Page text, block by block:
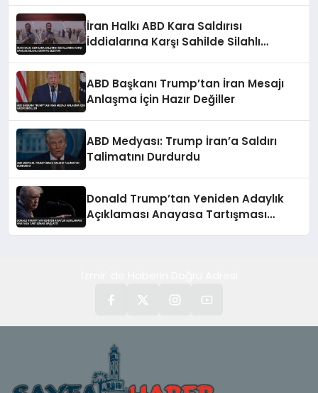
İran Halkı ABD Kara Saldırısı
İddialarına Karşı Sahilde Silahlı
ABD Başkanı Trump’tan İran Mesajı
Anlaşma İçin Hazır Değiller
ABD Medyası: Trump İran’a Saldırı
Talimatını Durdurdu
Donald Trump’tan Yeniden Adaylık
Açıklaması Anayasa Tartışması